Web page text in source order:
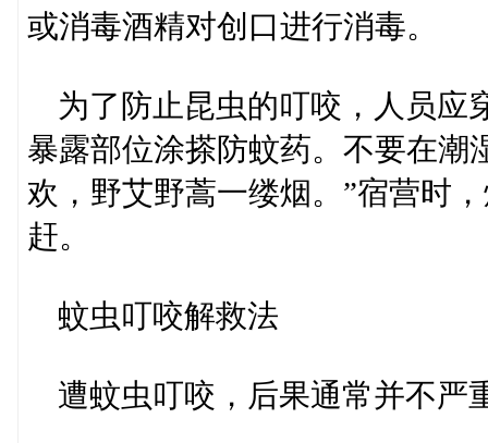
或消毒酒精对创口进行消毒。
为了防止昆虫的叮咬，人员应
暴露部位涂搽防蚊药。不要在潮
欢，野艾野蒿一缕烟。”宿营时
赶。
蚊虫叮咬解救法
遭蚊虫叮咬，后果通常并不